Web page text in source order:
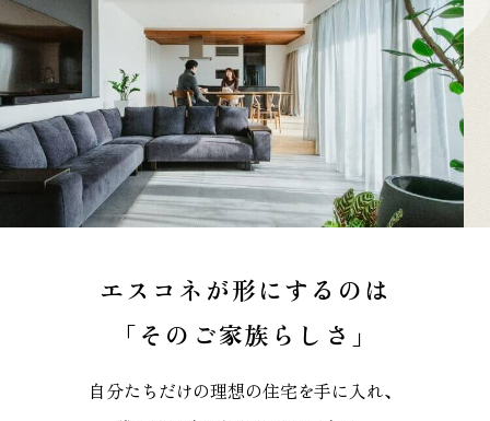
エスコネが形にするのは
「そのご家族らしさ」
自分たちだけの理想の住宅を手に入れ、